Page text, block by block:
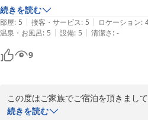
たての白米も準備可能ですので、是非
設備面でも毎年少しずつではありま
来年のお越しをお待ちしております(^-
2014-01-05
到着が予定よりかなり早くなってしま
迎えいれてくださり大変ありがたかっ
館内はとても清潔にされていて、気持
特にお風呂がゆったり入れて良かったで
食事はボリュームがあり、白いご飯か
部屋が２階でトイレは１階のみという
子供には少し心配があったのですが、
続きを読む
部屋: 5 | 接客・サービス: 5 | ロケーション:
温泉・お風呂: 5 | 設備: 5 | 清潔さ: -
9
この度はご家族でご宿泊を頂きまし
す。また、多数のお褒めの言葉に家
続きを読む